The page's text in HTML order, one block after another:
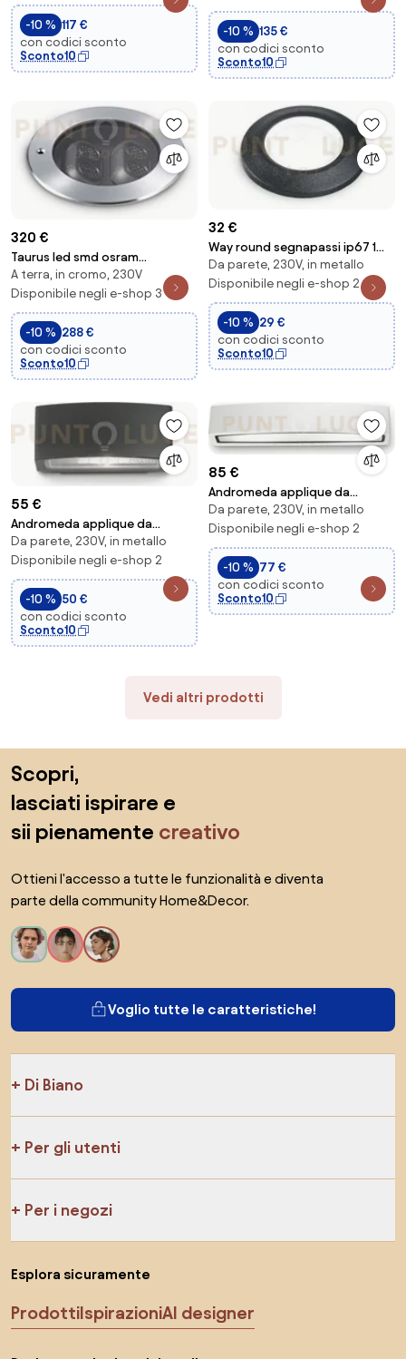
-10 % 117 €
con codici sconto
Sconto10
-10 % 135 €
con codici sconto
Sconto10
320 €
Taurus led smd osram
segnapassi incasso 11 w 900 lm
3000 k acciaio ...
A terra, in cromo, 230V
Disponibile negli e-shop 3
-10 % 288 €
con codici sconto
Sconto10
32 €
Way round segnapassi ip67 1
luce attacco g9 nero 5cm
fascio luminos...
Da parete, 230V, in metallo
Disponibile negli e-shop 2
-10 % 29 €
con codici sconto
Sconto10
55 €
Andromeda applique da
esterno ip55 1 luce attacco e27
doppia emissi...
Da parete, 230V, in metallo
Disponibile negli e-shop 2
-10 % 50 €
con codici sconto
Sconto10
85 €
Andromeda applique da
esterno ip55 2 luci attacco e27
doppia emissi...
Da parete, 230V, in metallo
Disponibile negli e-shop 2
-10 % 77 €
con codici sconto
Sconto10
Vedi altri prodotti
Scopri,
lasciati ispirare e
sii pienamente creativo
Ottieni l'accesso a tutte le funzionalità e diventa
parte della community Home&Decor.
Voglio tutte le caratteristiche!
Di Biano
Per gli utenti
Per i negozi
Esplora sicuramente
ProdottiIspirazioniAI designer